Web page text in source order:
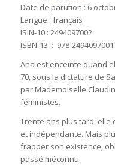
Date de parution : 6
Langue : français
ISIN-10 : 2494097002
ISBN-13 ‏ : ‎ 978-2494097001
Ana est enceinte quand
70, sous la dictature de
par Mademoiselle
féministes.
Trente ans plus tard,
et indépendante. Mais
frapper son existence,
passé méconnu.